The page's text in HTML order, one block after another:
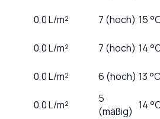
0,0L/m² 7 (hoch) 15
0,0L/m² 7 (hoch) 14
0,0L/m² 6 (hoch) 13
0,0L/m²
5
(mäßig) 14